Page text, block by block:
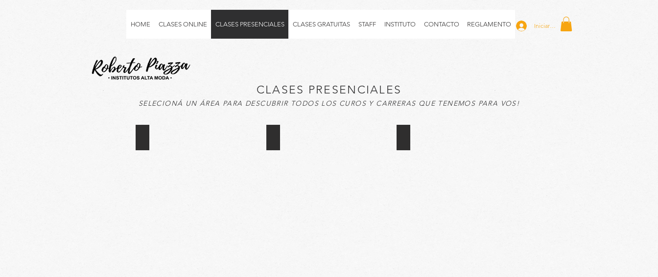
HOME CLASES ONLINE CLASES PRESENCIALES CLASES GRATUITAS STAFF INSTITUTO CONTACTO REGLAMENTO Iniciar sesión
CLASES PRESENCIALES
SELECIONÁ UN ÁREA PARA DESCUBRIR TODOS LOS CUROS Y CARRERAS QUE TENEMOS PARA VOS!